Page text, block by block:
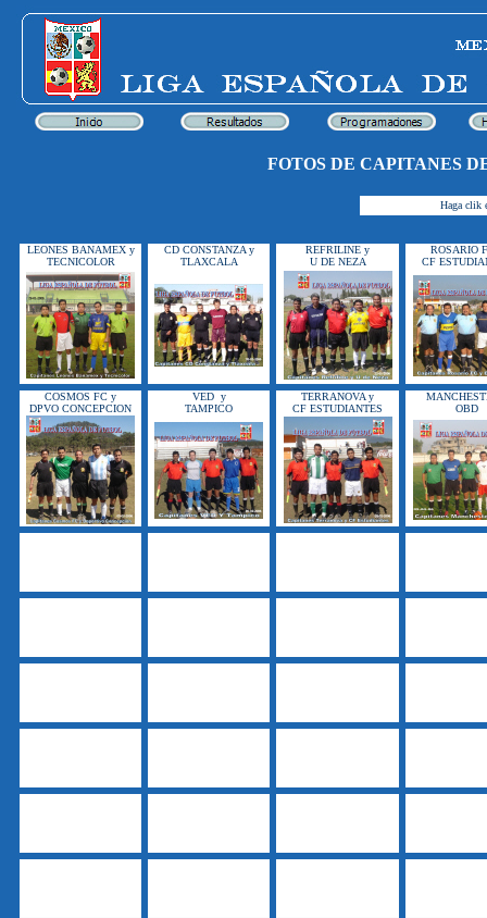
FOTOS DE CAPITANES
Haga clik
LEONES BANAMEX y CD CONSTANZA y REFRILINE y
ROSARIO
TECNICOLOR
TLAXCALA U DE NEZA CF
COSMOS FC y VED y TERRANOVA y
DPVO CONCEPCION
TAMPICO CF ESTUDIANTES OBD